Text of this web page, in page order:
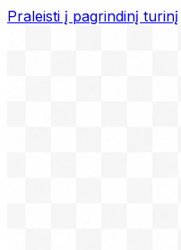
Praleisti į pagrindinį turinį